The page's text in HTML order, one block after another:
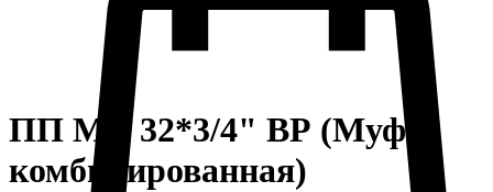
ПП МК 32*3/4" ВР (Муфта
комбинированная)